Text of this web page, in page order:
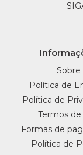
Sobre
Política de
Política de
Termos de
Formas de
Política de